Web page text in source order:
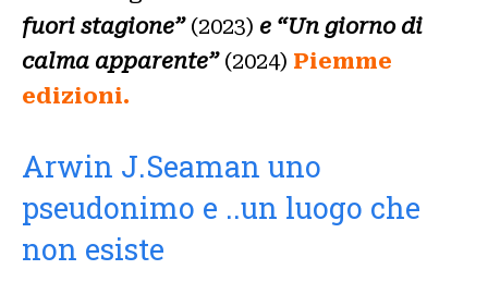
fuori stagione” (2023) e “Un giorno di
calma apparente” (2024) Piemme
edizioni.
Arwin J.Seaman uno
pseudonimo e ..un luogo che
non esiste